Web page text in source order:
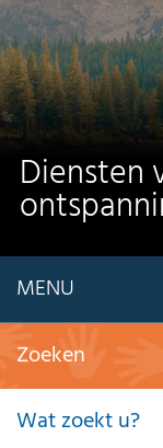
Diensten
MENU
Zoeken
Wat zoekt u?